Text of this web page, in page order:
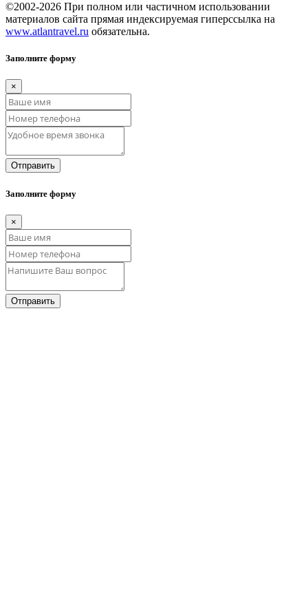
©2002-2026 При полном или частичном использовании
материалов сайта прямая индексируемая гиперссылка на
www.atlantravel.ru обязательна.
Заполните форму
×
Отправить
Заполните форму
×
Отправить